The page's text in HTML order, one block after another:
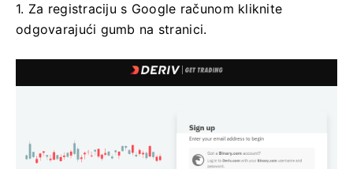
1. Za registraciju s Google računom kliknite
odgovarajući gumb na stranici.